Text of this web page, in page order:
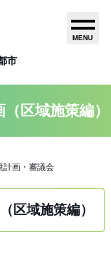
市
MENU
区域施策編）
計画・審議会
区域施策編）